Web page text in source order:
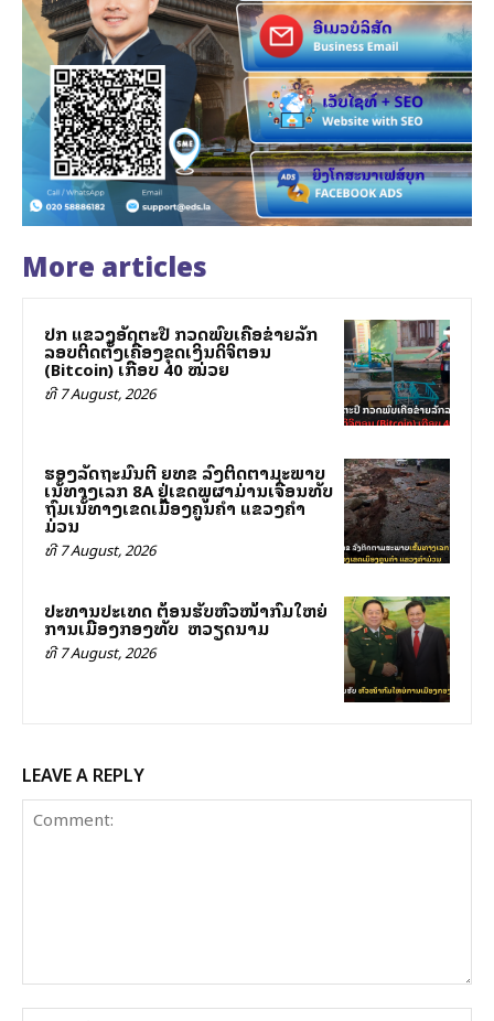
More articles
ປກສ ແຂວງອັດຕະປື ກວດພົບເຄືອຂ່າຍລັກ
ລອບຕິດຕັ້ງເຄື່ອງຂຸດເງິນດິຈິຕອນ
(Bitcoin) ເກືອບ 40 ໝ່ວຍ
ທີ 7 August, 2026
ຮອງລັດຖະມົນຕີ ຍທຂ ລົງຕິດຕາມສະພາບ
ເສັ້ນທາງເລກ 8A ຢູ່ເຂດພູຜາມ່ານເຈື່ອນທັບ
ຖົມເສັ້ນທາງເຂດເມືອງຄູນຄໍາ ແຂວງຄໍາ
ມ່ວນ
ທີ 7 August, 2026
ປະທານປະເທດ ຕ້ອນຮັບຫົວໜ້າກົມໃຫຍ່
ການເມືອງກອງທັບ ສສ ຫວຽດນາມ
ທີ 7 August, 2026
LEAVE A REPLY